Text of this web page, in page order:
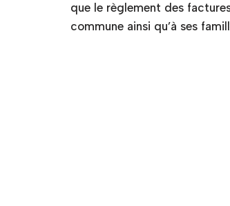
que le règlement des
commune ainsi qu’à ses